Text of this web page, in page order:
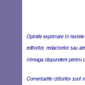
Opiniile exprimate în
editorilor, redactorilor sau
întreaga răspundere pentru
Comentariile cititorilor sunt